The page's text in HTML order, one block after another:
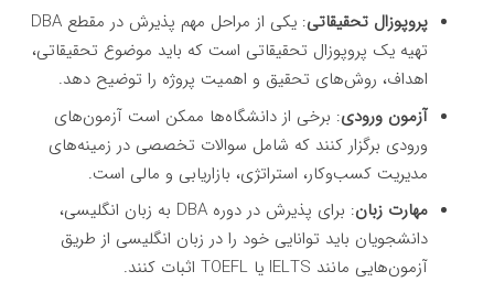
پروپوزال تحقیقاتی
: یکی از مراحل مهم پذیرش در مقطع DBA
تهیه یک پروپوزال تحقیقاتی است که باید موضوع تحقیقاتی،
اهداف، روش‌های تحقیق و اهمیت پروژه را توضیح دهد.
آزمون ورودی: برخی از دانشگاه‌ها ممکن است آزمون‌های
ورودی برگزار کنند که شامل سوالات تخصصی در زمینه‌های
مدیریت کسب‌وکار، استراتژی، بازاریابی و مالی است.
مهارت زبان
: برای پذیرش در دوره DBA به زبان انگلیسی،
دانشجویان باید توانایی خود را در زبان انگلیسی از طریق
آزمون‌هایی مانند IELTS یا TOEFL اثبات کنند.